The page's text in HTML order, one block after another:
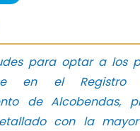
para optar a los
en el Registro
de Alcobendas,
con la